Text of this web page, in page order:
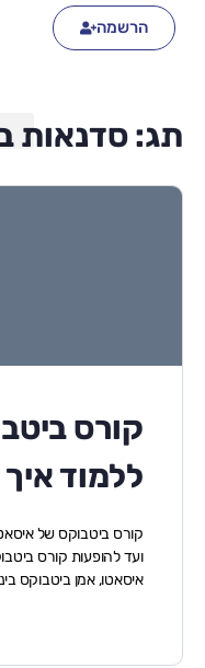
הרשמה
תג:סדנאות
קורס
ללמוד
קורס ביטבוקס של
ועד להופעות קורס
איסאטו, אמן ביטבוקס